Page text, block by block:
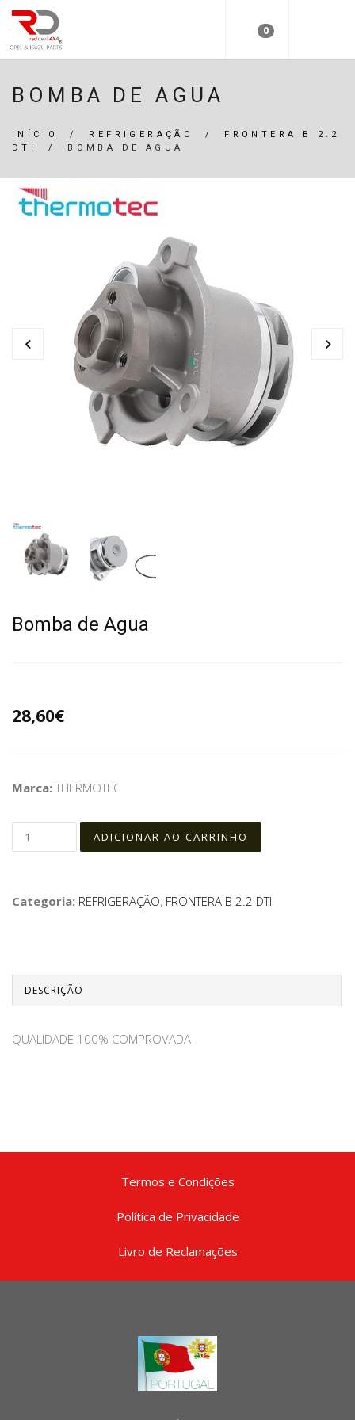
0
BOMBA DE AGUA
INÍCIO / REFRIGERAÇÃO / FRONTERA B 2.2
DTI
/ BOMBA DE AGUA
Bomba de Agua
28,60€
Marca:THERMOTEC
Categoria: REFRIGERAÇÃO, FRONTERA B 2.2 DTI
DESCRIÇÃO
QUALIDADE 100% COMPROVADA
Termos e Condições
Política de Privacidade
Livro de Reclamações